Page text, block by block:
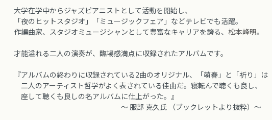
大学在学中からジャズピアニストとして活動を開始し、
「夜のヒットスタジオ」「ミュージックフェア」などテレビでも活躍。
作編曲家、スタジオミュージシャンとして豊富なキャリアを誇る、 松本峰明。
才能溢れる二人の演奏が、臨場感満点に収録されたアルバムです。
『アルバムの終わりに収録されている2曲のオリジナル、「萌春」と「祈り」は
二人のアーティスト哲学がよく表されている佳曲だ。寝転んで聴くも良し、
座して聴くも良しの名アルバムに仕上がった。』
～ 服部 克久氏 （ブックレットより抜粋）～